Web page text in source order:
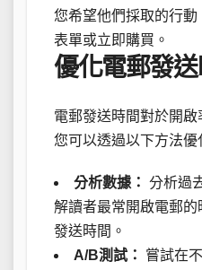
您希望他們採取的行
表單或立即購買。
優化電郵發送
電郵發送時間對於開啟
您可以透過以下方法優
分析數據： 分析過
解讀者最常開啟電郵
發送時間。
A/B測試：
嘗試在